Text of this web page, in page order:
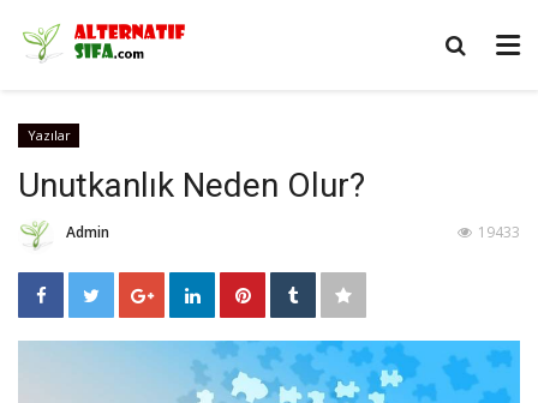
Yazılar
Unutkanlık Neden Olur?
Admin 19433